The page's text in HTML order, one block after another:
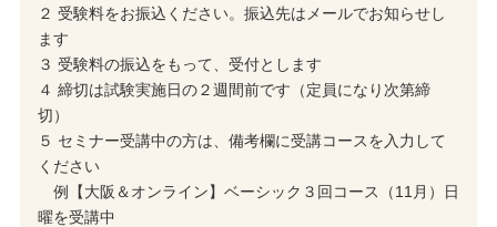
２ 受験料をお振込ください。振込先はメールでお知らせし
ます
３ 受験料の振込をもって、受付とします
４ 締切は試験実施日の２週間前です（定員になり次第締
切）
５ セミナー受講中の方は、備考欄に受講コースを入力して
ください
例【大阪＆オンライン】ベーシック３回コース（11月）日
曜を受講中